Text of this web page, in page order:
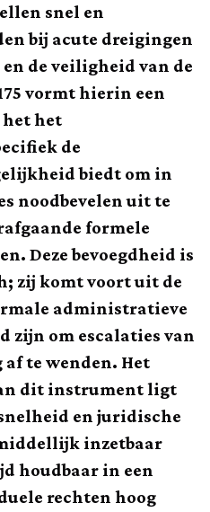
snel en
bij acute dreigingen
de veiligheid van de
vormt hierin een
het
de
biedt om in
noodbevelen uit te
formele
Deze bevoegdheid is
zij komt voort uit de
administratieve
zijn om escalaties van
te wenden. Het
dit instrument ligt
en juridische
inzetbaar
houdbaar in een
rechten hoog